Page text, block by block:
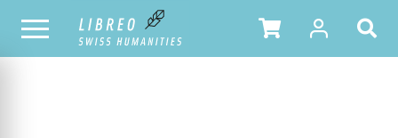
NOTRE CATALOGUE TABLE DES MATIÈRES